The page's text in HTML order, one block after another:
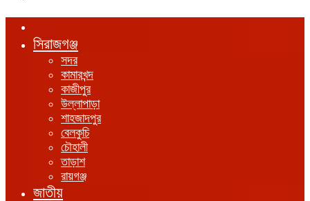
সিরাজগঞ্জ
সদর
কামারখন্দ
কাজীপুর
উল্লাপাড়া
শাহজাদপুর
বেলকুচি
চৌহালী
তাড়াশ
রায়গঞ্জ
জাতীয়